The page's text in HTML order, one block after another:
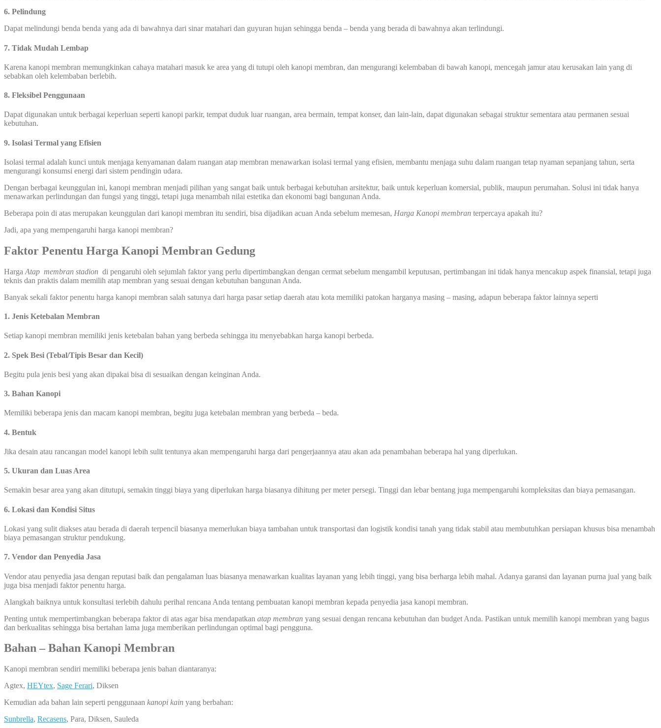
6. Pelindung
Dapat melindungi benda benda yang ada di bawahnya dari sinar matahari dan guyuran hujan sehingga benda – benda yang berada di bawahnya akan terlindungi.
7. Tidak Mudah Lembap
Karena kanopi membran memungkinkan cahaya matahari masuk ke area yang di tutupi oleh kanopi membran, dan mengurangi kelembaban di bawah kanopi, mencegah jamur atau kerusakan lain yang di
sebabkan oleh kelembaban berlebih.
8. Fleksibel Penggunaan
Dapat digunakan untuk berbagai keperluan seperti kanopi parkir, tempat duduk luar ruangan, area bermain, tempat konser, dan lain-lain, dapat digunakan sebagai struktur sementara atau permanen sesuai
kebutuhan.
9. Isolasi Termal yang Efisien
Isolasi termal adalah kunci untuk menjaga kenyamanan dalam ruangan atap membran menawarkan isolasi termal yang efisien, membantu menjaga suhu dalam ruangan tetap nyaman sepanjang tahun, serta
mengurangi konsumsi energi dari sistem pendingin udara.
Dengan berbagai keunggulan ini, kanopi membran menjadi pilihan yang sangat baik untuk berbagai kebutuhan arsitektur, baik untuk keperluan komersial, publik, maupun perumahan. Solusi ini tidak hanya
menawarkan perlindungan dan fungsi yang tinggi, tetapi juga menambah nilai estetika dan ekonomi bagi bangunan Anda.
Beberapa poin di atas merupakan keunggulan dari kanopi membran itu sendiri, bisa dijadikan acuan Anda sebelum memesan, Harga Kanopi membran terpercaya apakah itu?
Jadi, apa yang mempengaruhi harga kanopi membran?
Faktor Penentu Harga Kanopi Membran Gedung
Harga Atap membran stadion di pengaruhi oleh sejumlah faktor yang perlu dipertimbangkan dengan cermat sebelum mengambil keputusan, pertimbangan ini tidak hanya mencakup aspek finansial, tetapi juga
teknis dan praktis dalam memilih atap membran yang sesuai dengan kebutuhan bangunan Anda.
Banyak sekali faktor penentu harga kanopi membran salah satunya dari harga pasar setiap daerah atau kota memiliki patokan harganya masing – masing, adapun beberapa faktor lainnya seperti
1. Jenis Ketebalan Membran
Setiap kanopi membran memiliki jenis ketebalan bahan yang berbeda sehingga itu menyebabkan harga kanopi berbeda.
2. Spek Besi (Tebal/Tipis Besar dan Kecil)
Begitu pula jenis besi yang akan dipakai bisa di sesuaikan dengan keinginan Anda.
3. Bahan Kanopi
Memiliki beberapa jenis dan macam kanopi membran, begitu juga ketebalan membran yang berbeda – beda.
4. Bentuk
Jika desain atau rancangan model kanopi lebih sulit tentunya akan mempengaruhi harga dari pengerjaannya atau akan ada penambahan beberapa hal yang diperlukan.
5. Ukuran dan Luas Area
Semakin besar area yang akan ditutupi, semakin tinggi biaya yang diperlukan harga biasanya dihitung per meter persegi. Tinggi dan lebar bentang juga mempengaruhi kompleksitas dan biaya pemasangan.
6. Lokasi dan Kondisi Situs
Lokasi yang sulit diakses atau berada di daerah terpencil biasanya memerlukan biaya tambahan untuk transportasi dan logistik kondisi tanah yang tidak stabil atau membutuhkan persiapan khusus bisa menambah
biaya pemasangan struktur pendukung.
7. Vendor dan Penyedia Jasa
Vendor atau penyedia jasa dengan reputasi baik dan pengalaman luas biasanya menawarkan kualitas layanan yang lebih tinggi, yang bisa berharga lebih mahal. Adanya garansi dan layanan purna jual yang baik
juga bisa menjadi faktor penentu harga.
Alangkah baiknya untuk konsultasi terlebih dahulu perihal rencana Anda tentang pembuatan kanopi membran kepada penyedia jasa kanopi membran.
Penting untuk mempertimbangkan beberapa faktor di atas agar bisa mendapatkan atap membran yang sesuai dengan rencana kebutuhan dan budget Anda. Pastikan untuk memilih kanopi membran yang bagus
dan berkualitas sehingga bisa bertahan lama juga memberikan perlindungan optimal bagi pengguna.
Bahan – Bahan Kanopi Membran
Kanopi membran sendiri memiliki beberapa jenis bahan diantaranya:
Agtex, HEYtex, Sage Ferari, Diksen
Kemudian ada bahan lain seperti penggunaan kanopi kain yang berbahan:
Sunbrella, Recasens, Para, Diksen, Sauleda